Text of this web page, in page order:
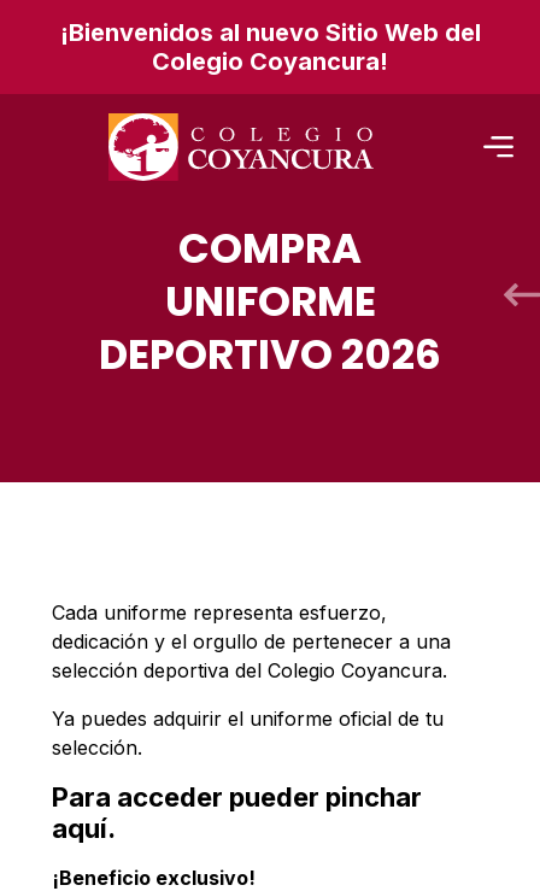
¡Bienvenidos al nuevo Sitio Web del
Colegio Coyancura!
COMPRA
UNIFORME
DEPORTIVO 2026
Cada uniforme representa esfuerzo,
dedicación y el orgullo de pertenecer a una
selección deportiva del Colegio Coyancura.
Ya puedes adquirir el uniforme oficial de tu
selección.
Para acceder pueder pinchar
aquí.
¡Beneficio exclusivo!